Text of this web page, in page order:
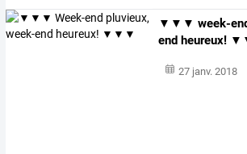
▼▼▼ week-
end heureux!
27 janv. 2018